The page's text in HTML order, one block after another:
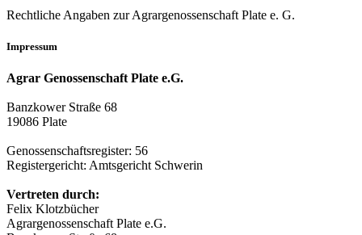
Rechtliche Angaben zur Agrargenossenschaft Plate e. G.
Impressum
Agrar Genossenschaft Plate e.G.
Banzkower Straße 68
19086 Plate
Genossenschaftsregister: 56
Registergericht: Amtsgericht Schwerin
Vertreten durch:
Felix Klotzbücher
Agrargenossenschaft Plate e.G.